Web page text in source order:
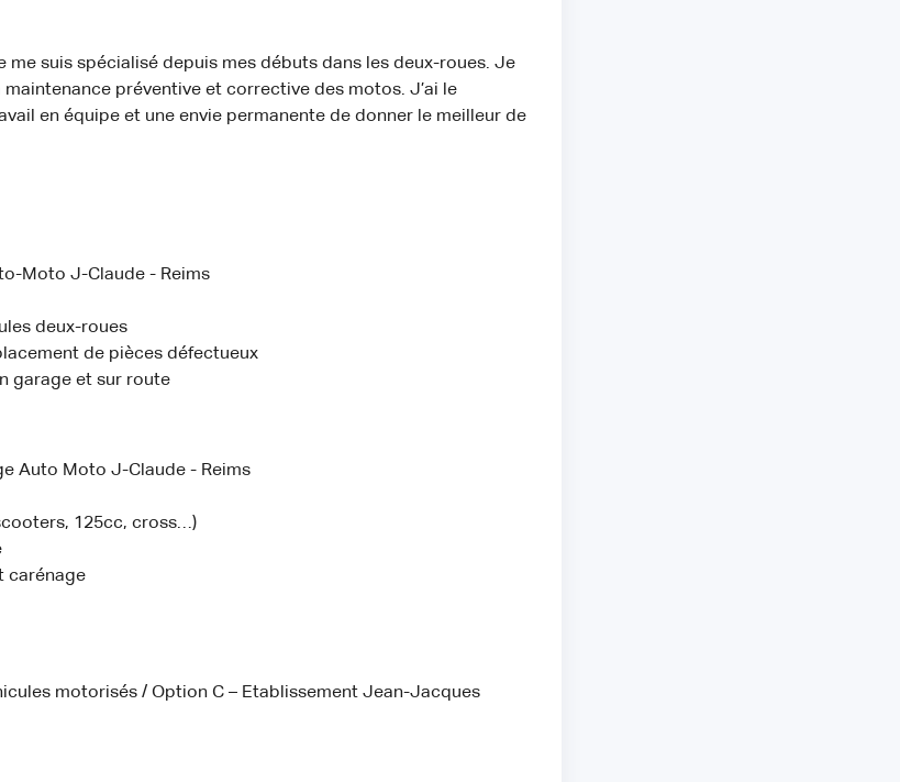
me suis spécialisé depuis mes débuts dans les deux-roues. Je
préventive et corrective des motos. J’ai le
en équipe et une envie permanente de donner le meilleur de
Moto J-Claude - Reims
deux-roues
de pièces défectueux
garage et sur route
Auto Moto J-Claude - Reims
125cc, cross…)
carénage
motorisés / Option C – Etablissement Jean-Jacques